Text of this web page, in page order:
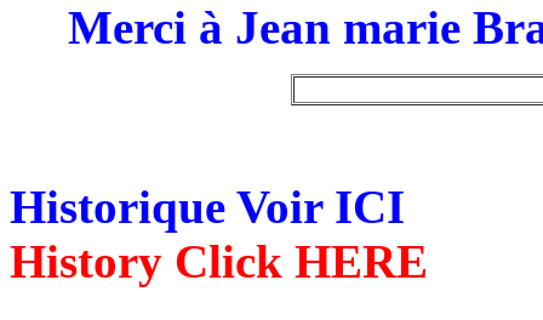
Merci à Jean marie
Historique Voir ICI
History Click HERE